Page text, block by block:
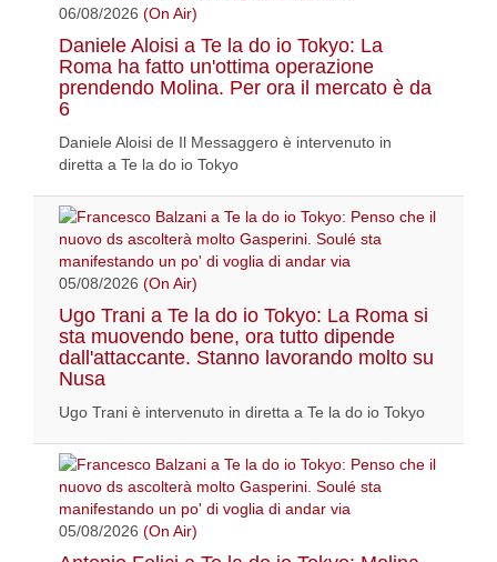
06/08/2026 (On Air)
Daniele Aloisi a Te la do io Tokyo: La
Roma ha fatto un'ottima operazione
prendendo Molina. Per ora il mercato è da
6
Daniele Aloisi de Il Messaggero è intervenuto in
diretta a Te la do io Tokyo
05/08/2026 (On Air)
Ugo Trani a Te la do io Tokyo: La Roma si
sta muovendo bene, ora tutto dipende
dall'attaccante. Stanno lavorando molto su
Nusa
Ugo Trani è intervenuto in diretta a Te la do io Tokyo
05/08/2026 (On Air)